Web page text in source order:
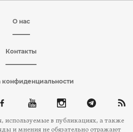
О нас
Контакты
конфиденциальности
используемые в публикациях, а также
и мнения не обязательно отражают